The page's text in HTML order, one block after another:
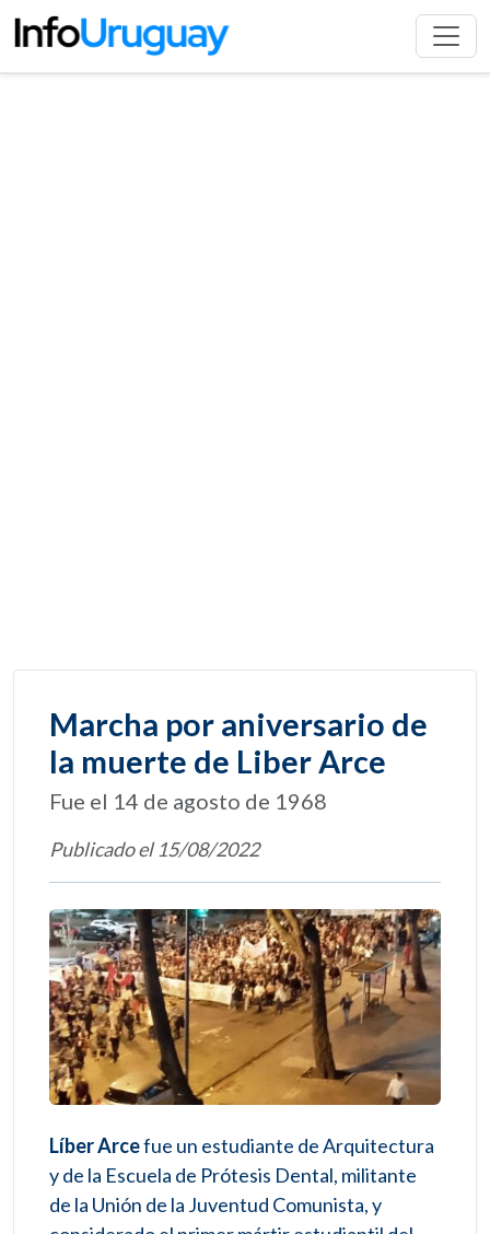
Marcha por aniversario de
la muerte de Liber Arce
Fue el 14 de agosto de 1968
Publicado el 15/08/2022
Líber Arcefue un estudiante de Arquitectura
y de la Escuela de Prótesis Dental, militante
de la Unión de la Juventud Comunista, y